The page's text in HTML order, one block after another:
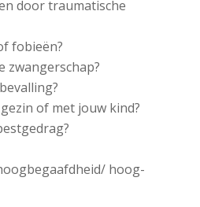
door traumatische
fobieën?
zwangerschap?
of met jouw kind?
hoog-